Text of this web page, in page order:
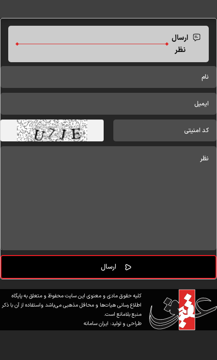
ارسال
نظر
کلیه حقوق مادی و معنوی این سایت محفوظ و متعلق به پایگاه
اطلاع رسانی هیات‌ها و محافل مذهبی می‌باشد واستفاده از آن با ذکر
منبع بلامانع است.
طراحی و تولید:ایران سامانه